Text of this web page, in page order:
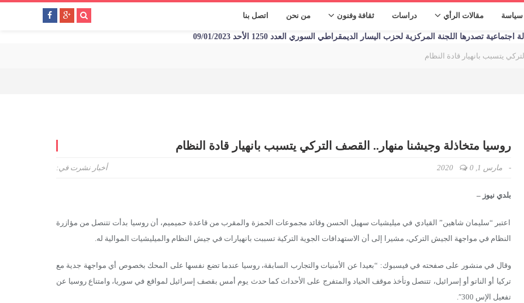
سياسة مقالات الرأي دراسات ثقافة وفنون من نحن اتصل بنا
تصدرها اللجنة المركزية لحزب اليسار الديمقراطي السوري العدد 1250 الأحد 09/01/2023
يتسبب بانهيار قادة النظام
روسيا متخاذلة وجيشنا منهار.. القصف التركي يتسبب بانهيار قادة النظام
نشرت في: أخبار - مارس 1, 2020 0
بلدي نيوز –
اعتبر “سليمان شاهين” القيادي في ميليشيات سهيل الحسن وقائد مجموعات الحمزة والمقرب من قاعدة حميميم، أن روسيا بدأت تتنصل من مؤازرة
النظام في مواجهة الجيش التركي، مشيرا إلى أن الاستهدافات الجوية التركية تسببت بانهيارات في جيش النظام والميليشيات الموالية له.
وقال في منشور على صفحته في فيسبوك: “بعيدا عن الأمنيات والتجارب السابقة، روسيا عندما تضع نفسها على المحك بخصوص أي مواجهة جدية مع
تركيا أو الناتو أو إسرائيل، تتنصل وتأخذ موقف الحياد والمتفرج على الأحداث كما حدث يوم أمس بقصف إسرائيل لمواقع في سوريا، وامتناع روسيا عن
تفعيل الإس 300″.